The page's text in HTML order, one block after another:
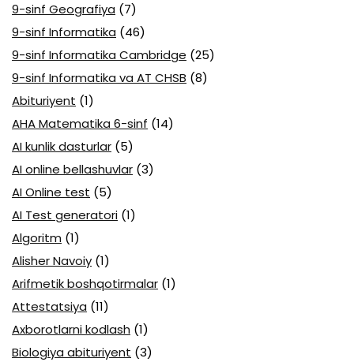
9-sinf Geografiya (7)
9-sinf Informatika (46)
9-sinf Informatika Cambridge (25)
9-sinf Informatika va AT CHSB (8)
Abituriyent (1)
AHA Matematika 6-sinf (14)
AI kunlik dasturlar (5)
AI online bellashuvlar (3)
AI Online test (5)
AI Test generatori (1)
Algoritm (1)
Alisher Navoiy (1)
Arifmetik boshqotirmalar (1)
Attestatsiya (11)
Axborotlarni kodlash (1)
Biologiya abituriyent (3)